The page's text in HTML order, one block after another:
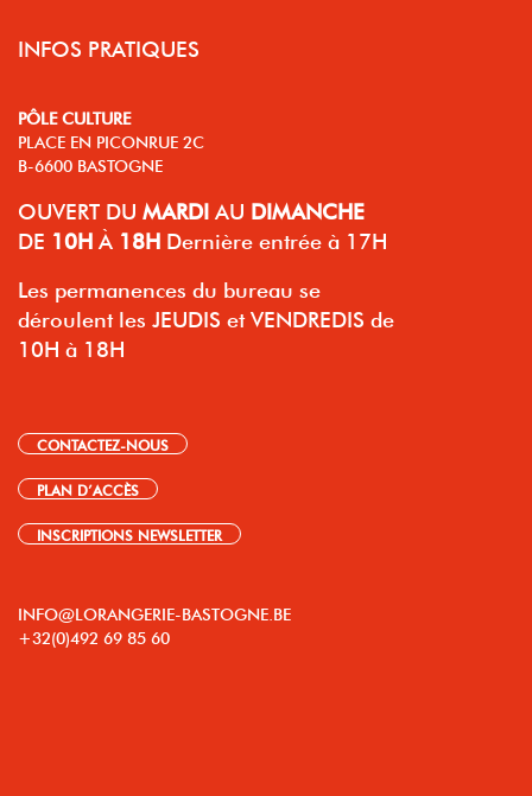
INFOS PRATIQUES
PÔLE CULTURE
PLACE EN PICONRUE 2C
B-6600 BASTOGNE
OUVERT DU MARDI AU DIMANCHE
DE 10H À 18H Dernière entrée à 17H
Les permanences du bureau se
déroulent les JEUDIS et VENDREDIS de
10H à 18H
CONTACTEZ-NOUS
PLAN D’ACCÈS
INSCRIPTIONS NEWSLETTER
INFO@LORANGERIE-BASTOGNE.BE
+32(0)492 69 85 60